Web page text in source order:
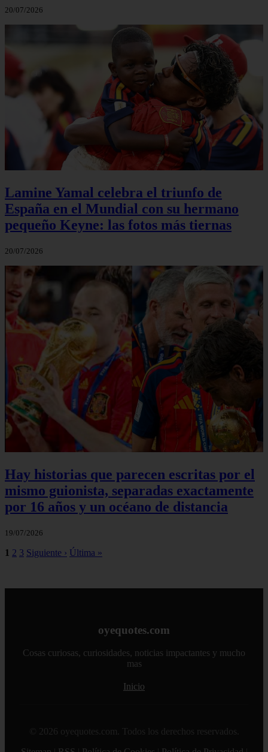
20/07/2026
Lamine Yamal celebra el triunfo de
España en el Mundial con su hermano
pequeño Keyne: las fotos más tiernas
20/07/2026
Hay historias que parecen escritas por el
mismo guionista, separadas exactamente
por 16 años y un océano de distancia
19/07/2026
1 2 3 Siguiente › Última »
oyequotes.com
Cosas curiosas, curiosidades, noticias impactantes y mucho
mas
Inicio
© 2026 oyequotes.com. Todos los derechos reservados.